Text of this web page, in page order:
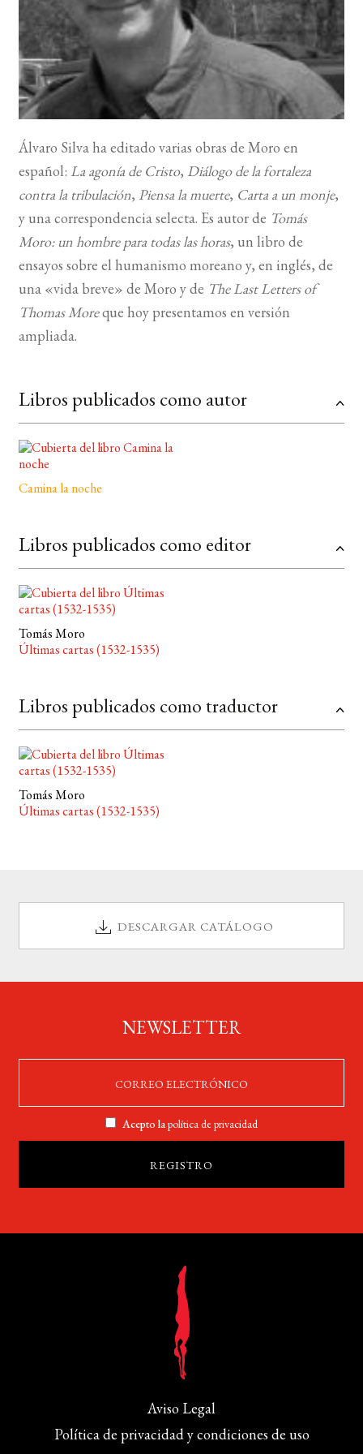
BUSCAR
LISTA DE LIBROS
Álvaro Silva ha editado varias obras de Moro en
español: La agonía de Cristo, Diálogo de la fortaleza
contra la tribulación, Piensa la muerte, Carta a un monje,
y una correspondencia selecta. Es autor de Tomás
Moro: un hombre para todas las horas, un libro de
ensayos sobre el humanismo moreano y, en inglés, de
una «vida breve» de Moro y de The Last Letters of
Thomas Moreque hoy presentamos en versión
ampliada.
Libros publicados como autor
Camina la noche
Libros publicados como editor
Tomás Moro
Últimas cartas (1532-1535)
Libros publicados como traductor
Tomás Moro
Últimas cartas (1532-1535)
DESCARGAR CATÁLOGO
NEWSLETTER
Acepto lapolítica de privacidad
Aviso Legal
Política de privacidad y condiciones de uso